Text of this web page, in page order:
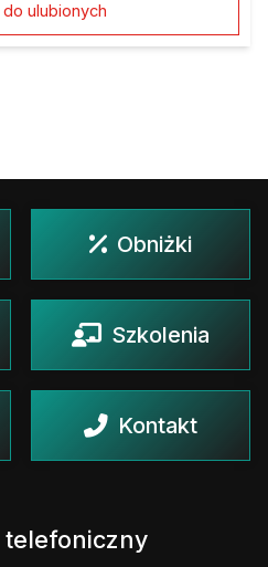
ulubionych
Obniżki
Szkolenia
Kontakt
telefoniczny